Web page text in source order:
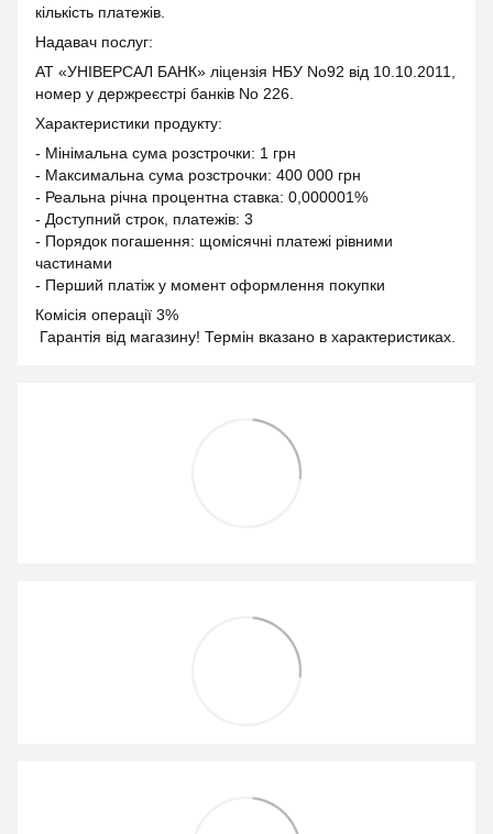
кількість платежів.
Надавач послуг:
АТ «УНІВЕРСАЛ БАНК» ліцензія НБУ No92 від 10.10.2011,
номер у держреєстрі банків No 226.
Характеристики продукту:
- Мінімальна сума розстрочки: 1 грн
- Максимальна сума розстрочки: 400 000 грн
- Реальна річна процентна ставка: 0,000001%
- Доступний строк, платежів: 3
- Порядок погашення: щомісячні платежі рівними
частинами
- Перший платіж у момент оформлення покупки
Комісія операції 3%
Гарантія від магазину! Термін вказано в характеристиках.